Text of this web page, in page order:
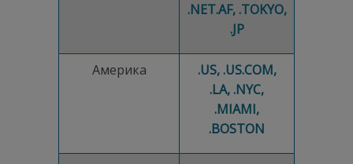
.NET.AF, .TOKYO,
.JP
Америка
.US, .US.COM,
.LA, .NYC,
.MIAMI,
.BOSTON